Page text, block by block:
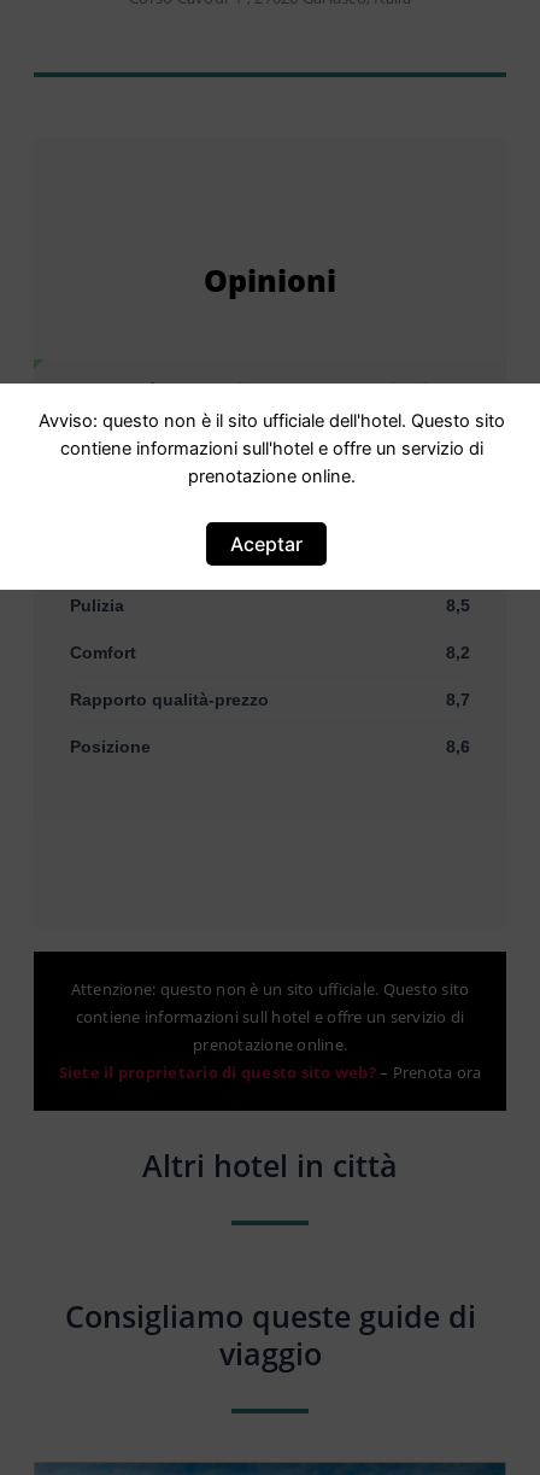
Opinioni
Punteggio8,1 Ottimo · 272 recensioni
Basato su272 commenti
Pulizia 8,5
Comfort 8,2
Rapporto qualità-prezzo 8,7
Posizione 8,6
Attenzione: questo non è un sito ufficiale. Questo sito
contiene informazioni sull hotel e offre un servizio di
prenotazione online.
Siete il proprietario di questo sito web?– Prenota ora
Altri hotel in città
Consigliamo queste guide di
viaggio
Avviso: questo non è il sito ufficiale dell'hotel. Questo sito
contiene informazioni sull'hotel e offre un servizio di
prenotazione online.
Aceptar